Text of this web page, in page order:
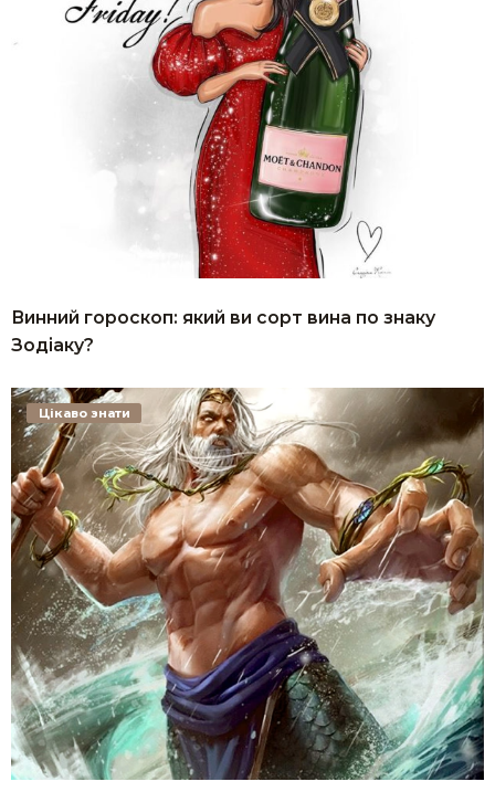
Винний гороскоп: який ви сорт вина по знаку
Зодіаку?
Цікаво знати